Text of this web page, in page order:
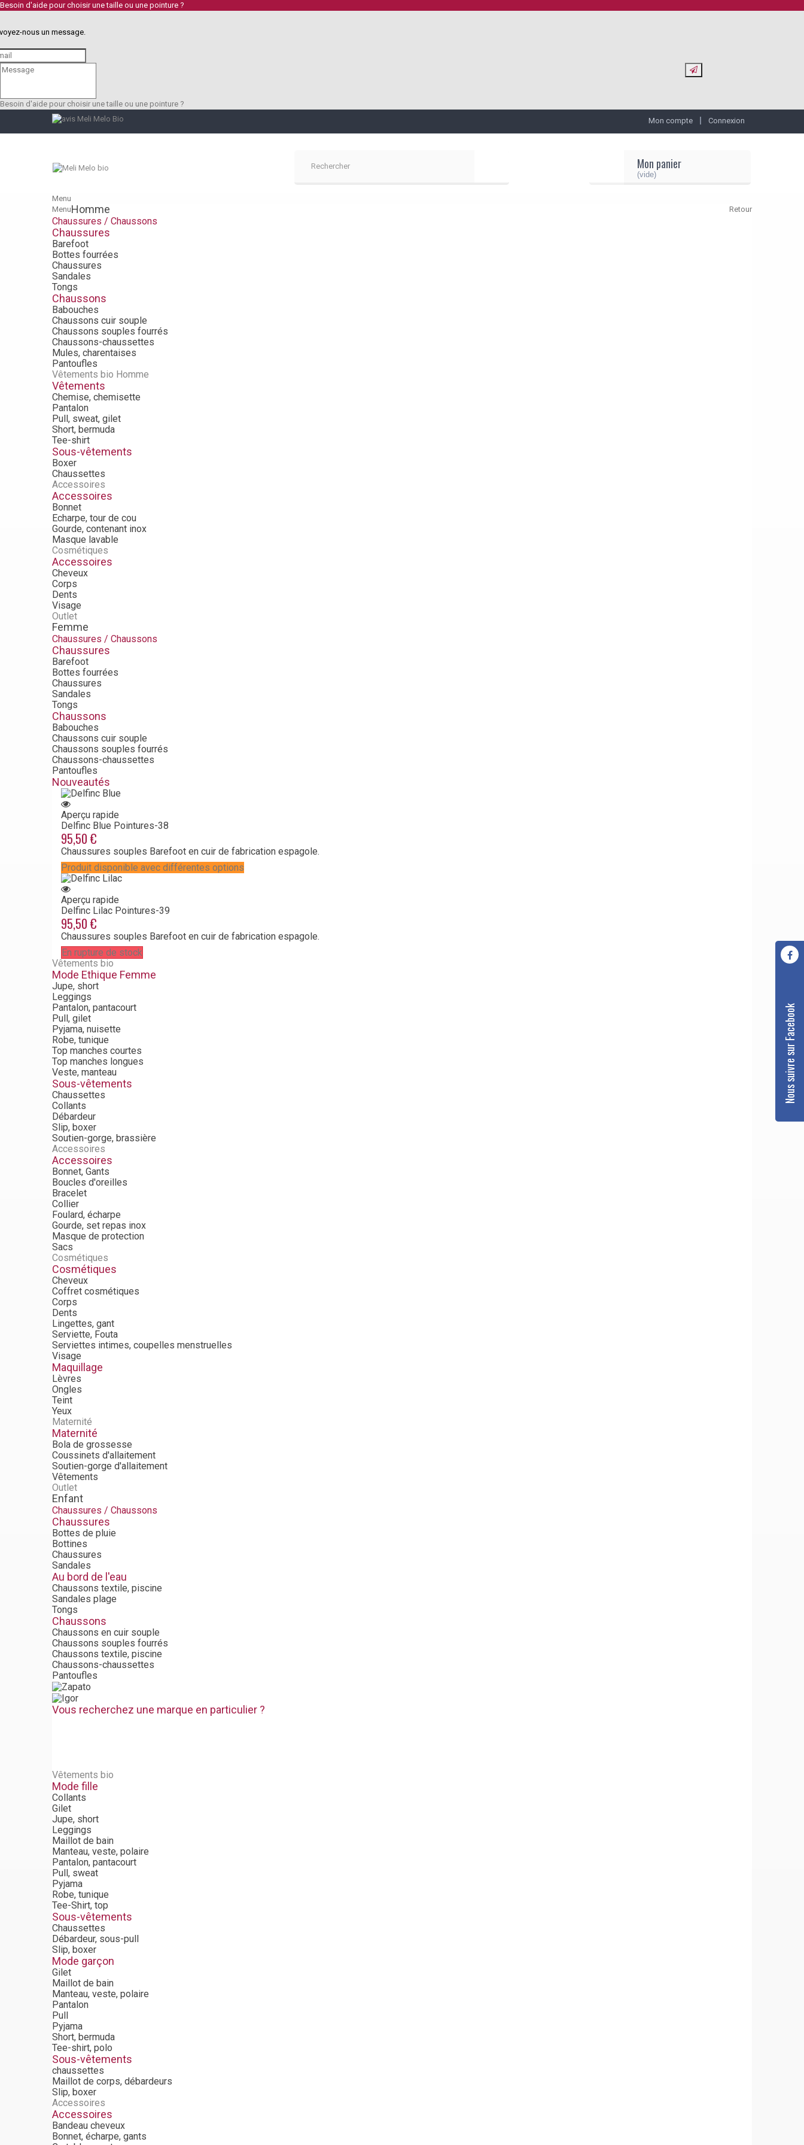
Besoin d'aide pour choisir une taille ou une pointure ?
nous un message.
Besoin d'aide pour choisir une taille ou une pointure ?
Nous suivre sur Facebook
Mon compte Connexion
Mon panier
(vide)
Menu
Menu
Retour
Homme
Chaussures / Chaussons
Chaussures
Barefoot
Bottes fourrées
Chaussures
Sandales
Tongs
Chaussons
Babouches
Chaussons cuir souple
Chaussons souples fourrés
Chaussons-chaussettes
Mules, charentaises
Pantoufles
Vêtements bio Homme
Vêtements
Chemise, chemisette
Pantalon
Pull, sweat, gilet
Short, bermuda
Tee-shirt
Sous-vêtements
Boxer
Chaussettes
Accessoires
Accessoires
Bonnet
Echarpe, tour de cou
Gourde, contenant inox
Masque lavable
Cosmétiques
Accessoires
Cheveux
Corps
Dents
Visage
Outlet
Femme
Chaussures / Chaussons
Chaussures
Barefoot
Bottes fourrées
Chaussures
Sandales
Tongs
Chaussons
Babouches
Chaussons cuir souple
Chaussons souples fourrés
Chaussons-chaussettes
Pantoufles
Nouveautés
Aperçu rapide
Delfinc Blue Pointures-38
95,50 €
Chaussures souples Barefoot en cuir de fabrication espagole.
Produit disponible avec différentes options
Aperçu rapide
Delfinc Lilac Pointures-39
95,50 €
Chaussures souples Barefoot en cuir de fabrication espagole.
En rupture de stock
Vêtements bio
Mode Ethique Femme
Jupe, short
Leggings
Pantalon, pantacourt
Pull, gilet
Pyjama, nuisette
Robe, tunique
Top manches courtes
Top manches longues
Veste, manteau
Sous-vêtements
Chaussettes
Collants
Débardeur
Slip, boxer
Soutien-gorge, brassière
Accessoires
Accessoires
Bonnet, Gants
Boucles d'oreilles
Bracelet
Collier
Foulard, écharpe
Gourde, set repas inox
Masque de protection
Sacs
Cosmétiques
Cosmétiques
Cheveux
Coffret cosmétiques
Corps
Dents
Lingettes, gant
Serviette, Fouta
Serviettes intimes, coupelles menstruelles
Visage
Maquillage
Lèvres
Ongles
Teint
Yeux
Maternité
Maternité
Bola de grossesse
Coussinets d'allaitement
Soutien-gorge d'allaitement
Vêtements
Outlet
Enfant
Chaussures / Chaussons
Chaussures
Bottes de pluie
Bottines
Chaussures
Sandales
Au bord de l'eau
Chaussons textile, piscine
Sandales plage
Tongs
Chaussons
Chaussons en cuir souple
Chaussons souples fourrés
Chaussons textile, piscine
Chaussons-chaussettes
Pantoufles
Vous recherchez une marque en particulier ?
Vêtements bio
Mode fille
Collants
Gilet
Jupe, short
Leggings
Maillot de bain
Manteau, veste, polaire
Pantalon, pantacourt
Pull, sweat
Pyjama
Robe, tunique
Tee-Shirt, top
Sous-vêtements
Chaussettes
Débardeur, sous-pull
Slip, boxer
Mode garçon
Gilet
Maillot de bain
Manteau, veste, polaire
Pantalon
Pull
Pyjama
Short, bermuda
Tee-shirt, polo
Sous-vêtements
chaussettes
Maillot de corps, débardeurs
Slip, boxer
Accessoires
Accessoires
Bandeau cheveux
Bonnet, écharpe, gants